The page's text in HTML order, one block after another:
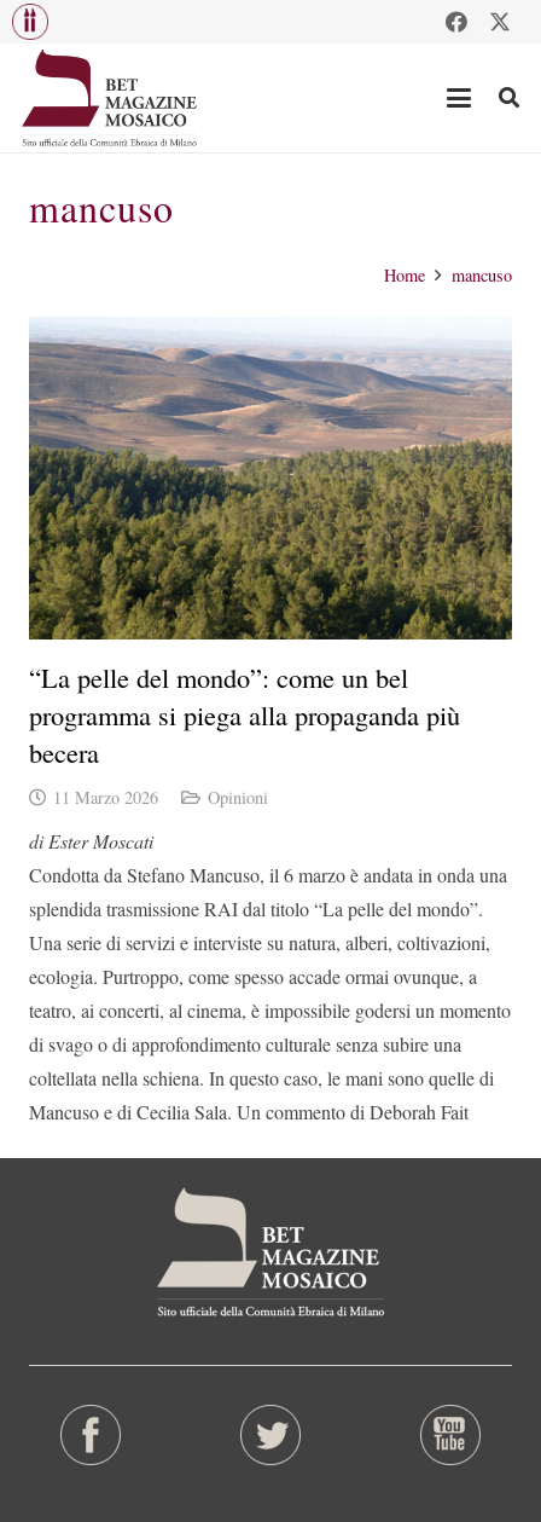
mancuso
Home mancuso
“La pelle del mondo”: come un bel
programma si piega alla propaganda più
becera
11 Marzo 2026 Opinioni
di Ester Moscati
Condotta da Stefano Mancuso, il 6 marzo è andata in onda una
splendida trasmissione RAI dal titolo “La pelle del mondo”.
Una serie di servizi e interviste su natura, alberi, coltivazioni,
ecologia. Purtroppo, come spesso accade ormai ovunque, a
teatro, ai concerti, al cinema, è impossibile godersi un momento
di svago o di approfondimento culturale senza subire una
coltellata nella schiena. In questo caso, le mani sono quelle di
Mancuso e di Cecilia Sala. Un commento di Deborah Fait